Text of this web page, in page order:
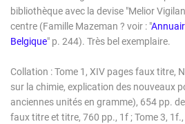
bibliothèque avec la devise "Melior
centre (Famille Mazeman ? voir : "
Belgique" p. 244). Très bel exemplaire.
Collation : Tome 1, XIV pages faux titre,
sur la chimie, explication des nouveaux
anciennes unités en gramme), 654 pp.
faux titre et titre, 760 pp., 1f ; Tome 3,